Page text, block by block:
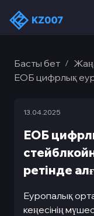
Басты бет /
ЕОБ цифрлық
ЕОБ
ретінде
13.04.2025
Еуропалық
кеңесінің